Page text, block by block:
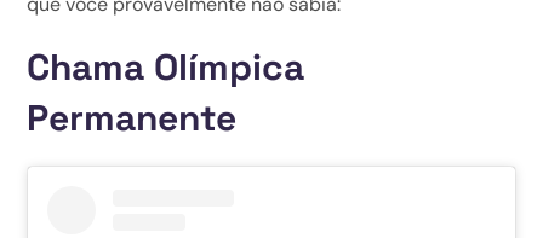
Chama Olímpica
Permanente